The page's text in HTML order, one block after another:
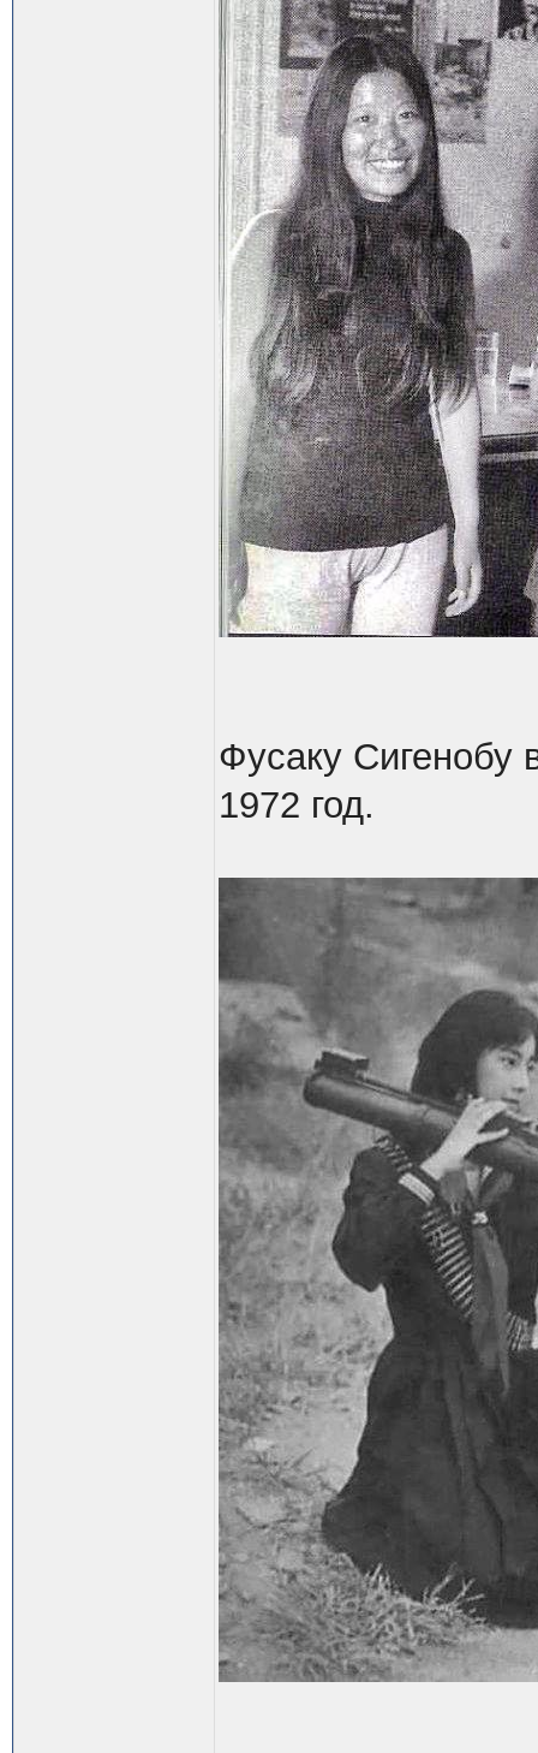
Фусаку Сигенобу
1972 год.